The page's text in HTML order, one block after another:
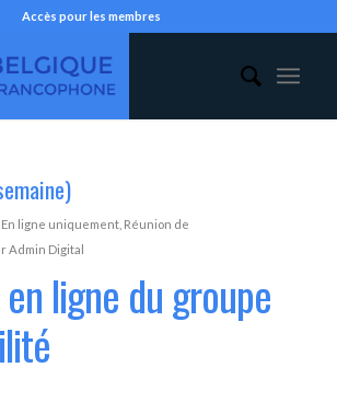
Accès pour les membres
En ligne uniquement, Réunion de
Admin Digital
ligne du groupe